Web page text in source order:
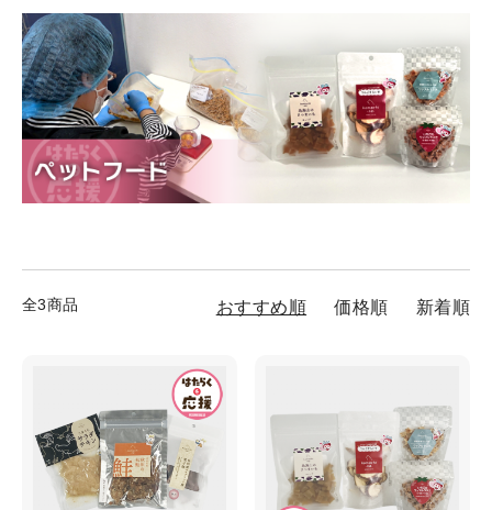
全3商品 おすすめ順 価格順 新着順